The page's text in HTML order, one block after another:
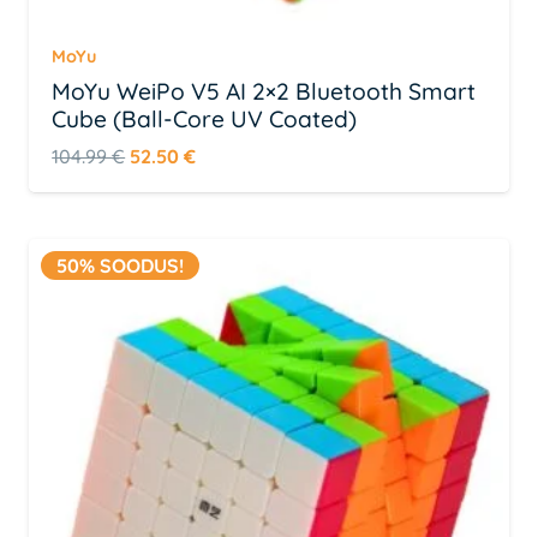
MoYu
MoYu WeiPo V5 AI 2×2 Bluetooth Smart
Cube (Ball-Core UV Coated)
104.99€ Algne
hind
104.99 €.
52.50€Praegune
hind
52.50 €.
50% SOODUS!